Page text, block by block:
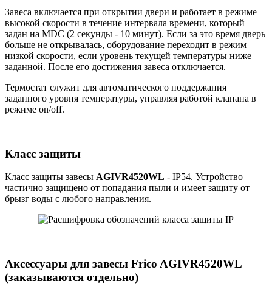
Завеса включается при открытии двери и работает в режиме
высокой скорости в течение интервала времени, который
задан на MDC (2 секунды - 10 минут). Если за это время дверь
больше не открывалась, оборудование переходит в режим
низкой скорости, если уровень текущей температуры ниже
заданной. После его достижения завеса отключается.
Термостат служит для автоматического поддержания
заданного уровня температуры, управляя работой клапана в
режиме on/off.
Класс защиты
Класс защиты завесы AGIVR4520WL - IP54. Устройство
частично защищено от попадания пыли и имеет защиту от
брызг воды с любого направления.
Аксессуары для завесы Frico AGIVR4520WL
(заказываются отдельно)